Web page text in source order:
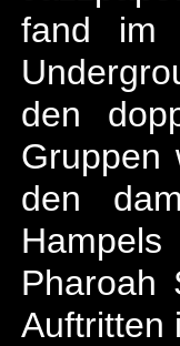
fand im
den
Gruppen
den
Pharoah
Auftritten